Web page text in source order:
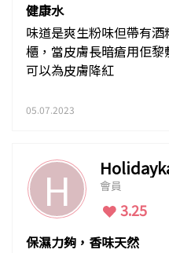
健康水
味道是爽生粉味但帶有
櫃，當皮膚長暗瘡用佢
可以為皮膚降紅
05.07.2023
H 會員
3.25
保濕力夠，香味天然